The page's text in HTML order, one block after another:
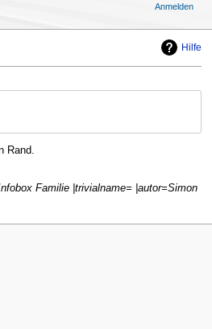
Hilfe
Rand.
Familie |trivialname= |autor=Simon
Anmelden